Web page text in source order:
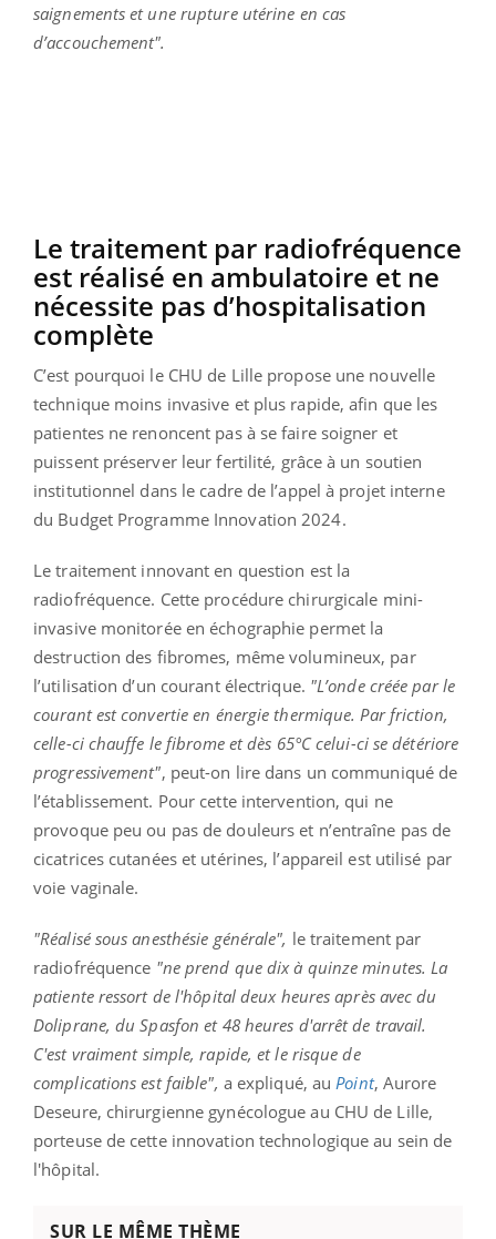
saignements et une rupture utérine en cas
d’accouchement".
Le traitement par radiofréquence
est réalisé en ambulatoire et ne
nécessite pas d’hospitalisation
complète
C’est pourquoi le CHU de Lille propose une nouvelle
technique moins invasive et plus rapide, afin que les
patientes ne renoncent pas à se faire soigner et
puissent préserver leur fertilité, grâce à un soutien
institutionnel dans le cadre de l’appel à projet interne
du Budget Programme Innovation 2024.
Le traitement innovant en question est la
radiofréquence. Cette procédure chirurgicale mini-
invasive monitorée en échographie permet la
destruction des fibromes, même volumineux, par
l’utilisation d’un courant électrique. "L’onde créée par le
courant est convertie en énergie thermique. Par friction,
celle-ci chauffe le fibrome et dès 65°C celui-ci se détériore
progressivement", peut-on lire dans un communiqué de
l’établissement. Pour cette intervention, qui ne
provoque peu ou pas de douleurs et n’entraîne pas de
cicatrices cutanées et utérines, l’appareil est utilisé par
voie vaginale.
"Réalisé sous anesthésie générale", le traitement par
radiofréquence "ne prend que dix à quinze minutes. La
patiente ressort de l'hôpital deux heures après avec du
Doliprane, du Spasfon et 48 heures d'arrêt de travail.
C'est vraiment simple, rapide, et le risque de
complications est faible", a expliqué, au Point, Aurore
Deseure, chirurgienne gynécologue au CHU de Lille,
porteuse de cette innovation technologique au sein de
l'hôpital.
SUR LE MÊME THÈME